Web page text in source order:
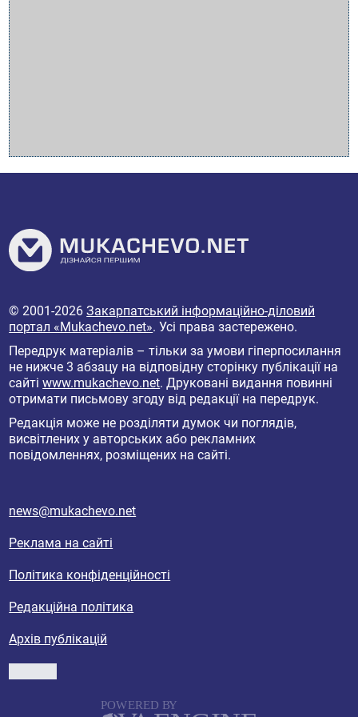
© 2001-2026Закарпатський інформаційно-діловий
портал «Mukachevo.net». Усі права застережено.
Передрук матеріалів – тільки за умови гіперпосилання
не нижче 3 абзацу на відповідну сторінку публікації на
сайтіwww.mukachevo.net. Друковані видання повинні
отримати письмову згоду від редакції на передрук.
Редакція може не розділяти думок чи поглядів,
висвітлених у авторських або рекламних
повідомленнях, розміщених на сайті.
news@mukachevo.net
Реклама на сайті
Політика конфіденційності
Редакційна політика
Архів публікацій